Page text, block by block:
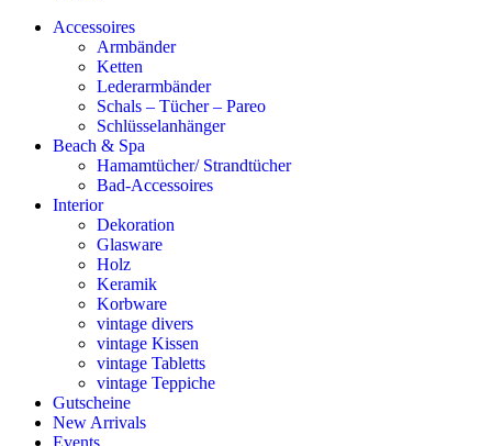
Accessoires
Armbänder
Ketten
Lederarmbänder
Schals – Tücher – Pareo
Schlüsselanhänger
Beach & Spa
Hamamtücher/ Strandtücher
Bad-Accessoires
Interior
Dekoration
Glasware
Holz
Keramik
Korbware
vintage divers
vintage Kissen
vintage Tabletts
vintage Teppiche
Gutscheine
New Arrivals
Events